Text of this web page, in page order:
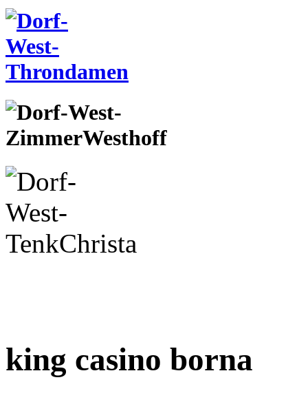
king casino borna